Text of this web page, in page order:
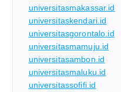
universitasmakassar.id
universitaskendari.id
universitasgorontalo.id
universitasmamuju.id
universitasambon.id
universitasmaluku.id
universitassofifi.id